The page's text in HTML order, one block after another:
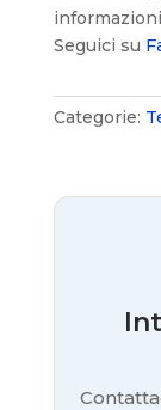
informazioni
Seguici su
Categorie: